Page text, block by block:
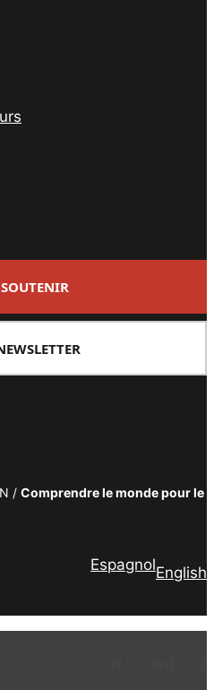
/ Comprendre le monde pour le
EspagnolEnglish